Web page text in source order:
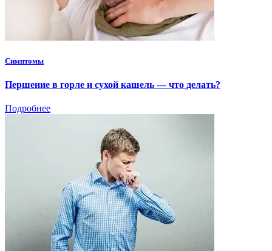
Симптомы
Першение в горле и сухой кашель — что делать?
Подробнее